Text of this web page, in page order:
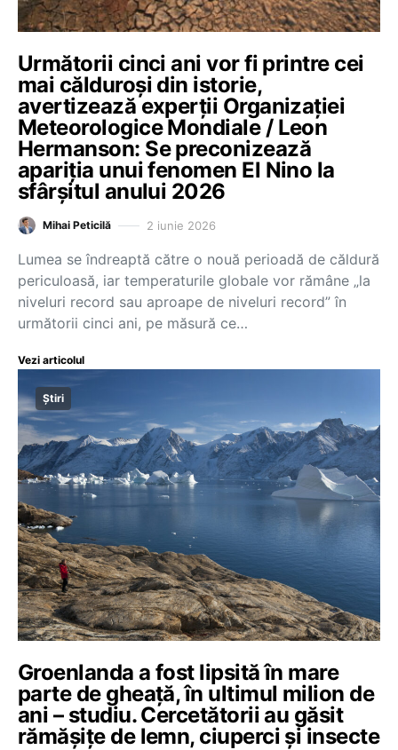
Următorii cinci ani vor fi printre cei
mai călduroși din istorie,
avertizează experții Organizației
Meteorologice Mondiale / Leon
Hermanson: Se preconizează
apariția unui fenomen El Nino la
sfârșitul anului 2026
Mihai Peticilă 2 iunie 2026
Lumea se îndreaptă către o nouă perioadă de căldură
periculoasă, iar temperaturile globale vor rămâne „la
niveluri record sau aproape de niveluri record” în
următorii cinci ani, pe măsură ce…
Vezi articolul
Știri
Groenlanda a fost lipsită în mare
parte de gheață, în ultimul milion de
ani – studiu. Cercetătorii au găsit
rămășițe de lemn, ciuperci și insecte